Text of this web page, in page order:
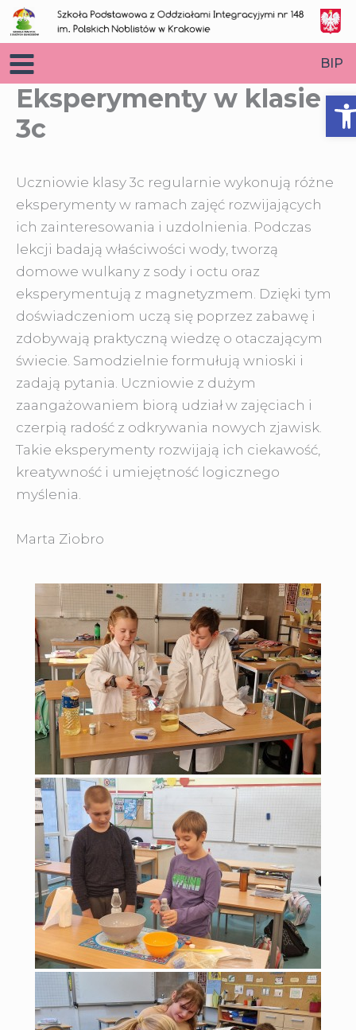
Przejdź
do
treści
BIP
Eksperymenty w klasie
3c
Uczniowie klasy 3c regularnie wykonują różne
eksperymenty w ramach zajęć rozwijających
ich zainteresowania i uzdolnienia. Podczas
lekcji badają właściwości wody, tworzą
domowe wulkany z sody i octu oraz
eksperymentują z magnetyzmem. Dzięki tym
doświadczeniom uczą się poprzez zabawę i
zdobywają praktyczną wiedzę o otaczającym
świecie. Samodzielnie formułują wnioski i
zadają pytania. Uczniowie z dużym
zaangażowaniem biorą udział w zajęciach i
czerpią radość z odkrywania nowych zjawisk.
Takie eksperymenty rozwijają ich ciekawość,
kreatywność i umiejętność logicznego
myślenia.
Marta Ziobro